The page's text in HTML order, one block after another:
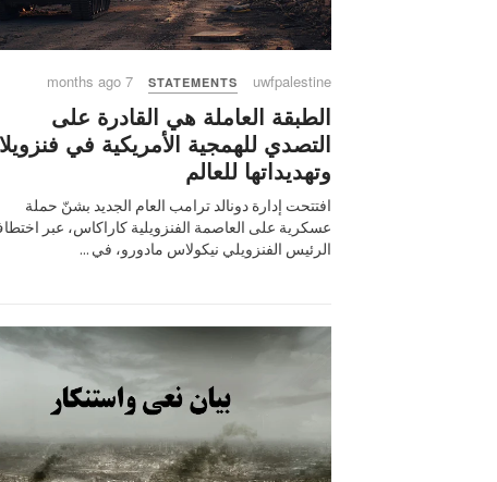
uwfpalestine
STATEMENTS
7 months ago
الطبقة العاملة هي القادرة على
التصدي للهمجية الأمريكية في فنزويلا
وتهديداتها للعالم
افتتحت إدارة دونالد ترامب العام الجديد بشنّ حملة
عسكرية على العاصمة الفنزويلية كاراكاس، عبر
الرئيس الفنزويلي نيكولاس مادورو، في ...